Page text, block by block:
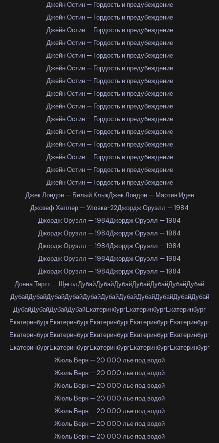
Джейн Остин — Гордость и предубеждение
Джейн Остин — Гордость и предубеждение
Джейн Остин — Гордость и предубеждение
Джейн Остин — Гордость и предубеждение
Джейн Остин — Гордость и предубеждение
Джейн Остин — Гордость и предубеждение
Джейн Остин — Гордость и предубеждение
Джейн Остин — Гордость и предубеждение
Джейн Остин — Гордость и предубеждение
Джейн Остин — Гордость и предубеждение
Джейн Остин — Гордость и предубеждение
Джейн Остин — Гордость и предубеждение
Джейн Остин — Гордость и предубеждение
Джейн Остин — Гордость и предубеждение
Джейн Остин — Гордость и предубеждение
Джек Лондон — Белый КлыкДжек Лондон — Мартин Иден
Джозеф Хеллер — Уловка-22Джордж Оруэлл — 1984
Джордж Оруэлл — 1984Джордж Оруэлл — 1984
Джордж Оруэлл — 1984Джордж Оруэлл — 1984
Джордж Оруэлл — 1984Джордж Оруэлл — 1984
Джордж Оруэлл — 1984Джордж Оруэлл — 1984
Джордж Оруэлл — 1984Джордж Оруэлл — 1984
Донна Тартт — ЩеголДубайДубайДубайДубайДубайДубайДубай
ДубайДубайДубайДубайДубайДубайДубайДубайДубайДубайДубай
ДубайДубайДубайДубайЕкатеринбургЕкатеринбургЕкатеринбург
ЕкатеринбургЕкатеринбургЕкатеринбургЕкатеринбургЕкатеринбург
ЕкатеринбургЕкатеринбургЕкатеринбургЕкатеринбургЕкатеринбург
ЕкатеринбургЕкатеринбургЕкатеринбургЕкатеринбургЕкатеринбург
Жюль Верн — 20 000 лье под водой
Жюль Верн — 20 000 лье под водой
Жюль Верн — 20 000 лье под водой
Жюль Верн — 20 000 лье под водой
Жюль Верн — 20 000 лье под водой
Жюль Верн — 20 000 лье под водой
Жюль Верн — 20 000 лье под водой